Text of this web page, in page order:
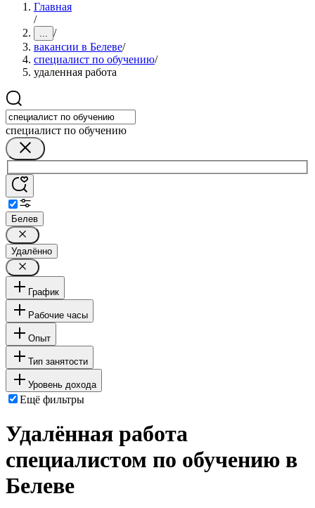
Главная
/
... /
вакансии в Белеве/
специалист по обучению/
удаленная работа
специалист по обучению
Белев
Удалённо
График
Рабочие часы
Опыт
Тип занятости
Уровень дохода
Ещё фильтры
Удалённая работа
специалистом по обучению в
Белеве